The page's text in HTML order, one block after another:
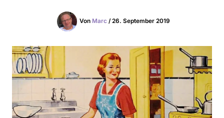
Von Marc /26. September 2019